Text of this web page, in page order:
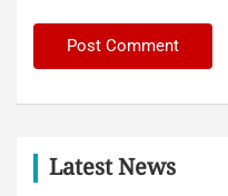
Latest News